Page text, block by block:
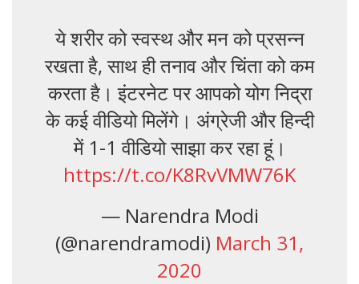
ये शरीर को स्वस्थ और मन को प्रसन्न
रखता है, साथ ही तनाव और चिंता को कम
करता है। इंटरनेट पर आपको योग निद्रा
के कई वीडियो मिलेंगे। अंग्रेजी और हिन्दी
में 1-1 वीडियो साझा कर रहा हूं।
https://t.co/K8RvVMW76K
— Narendra Modi
(@narendramodi) March 31,
2020